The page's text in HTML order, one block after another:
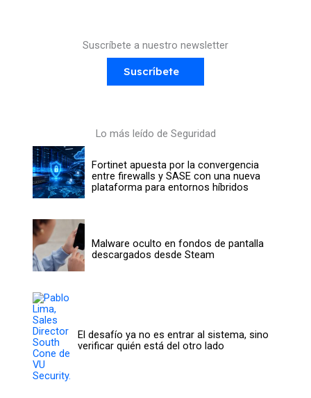
Suscríbete a nuestro newsletter
Suscríbete
Lo más leído de Seguridad
Fortinet apuesta por la convergencia
entre firewalls y SASE con una nueva
plataforma para entornos híbridos
Malware oculto en fondos de pantalla
descargados desde Steam
El desafío ya no es entrar al sistema, sino
verificar quién está del otro lado